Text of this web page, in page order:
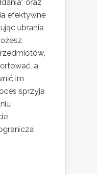
oraz
efektywne
ubrania
a
im
sprzyja